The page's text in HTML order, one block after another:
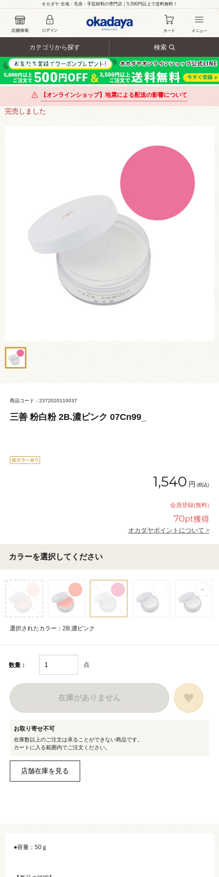
オカダヤ 生地・毛糸・手芸材料の専門店｜5,500円以上で送料無料！
カテゴリから探す 検索
【オンラインショップ】地震による配送の影響について
完売しました
商品コード：2372020110037
三善 粉白粉 2B.濃ピンク 07Cn99_
1,540 円 (税込)
会員登録(無料)
70pt獲得
オカダヤポイントについて >
カラーを選択してください
選択されたカラー：2B.濃ピンク
数量： 点
在庫がありません
お取り寄せ不可
在庫数以上のご注文は承ることができない商品です。
カートに入る範囲内でご注文ください。
●容量：50ｇ